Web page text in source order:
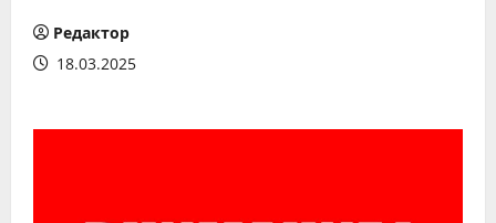
Редактор
18.03.2025